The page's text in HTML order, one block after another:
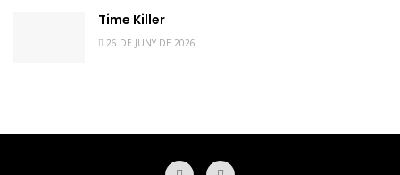
Time Killer
26 DE JUNY DE 2026